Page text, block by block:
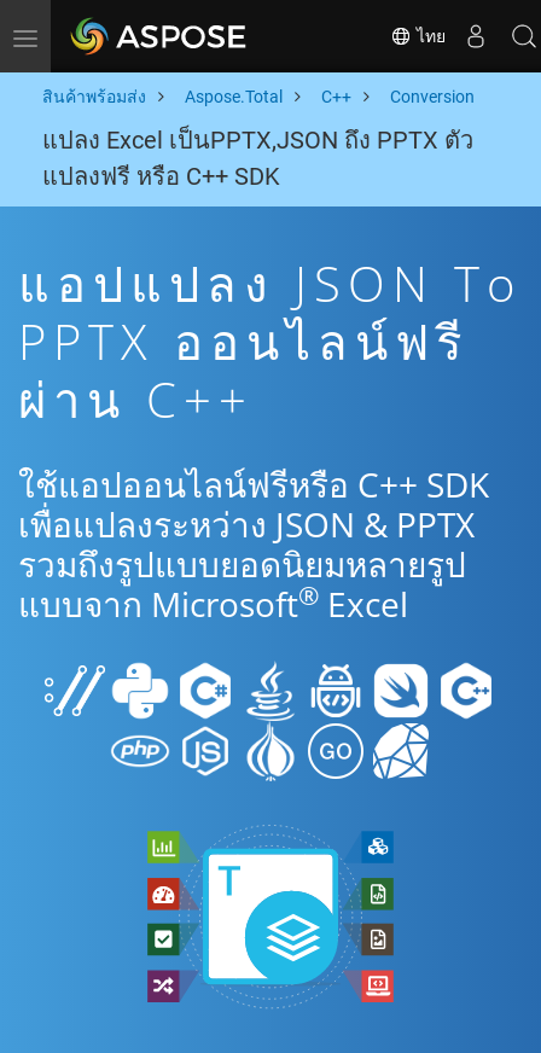
Toggle navigation ไทย
สินค้าพร้อมส่ง Aspose.Total C++ Conversion
แปลง Excel เป็นPPTX,JSON ถึง PPTX ตัว
แปลงฟรี หรือ C++ SDK
แอปแปลง JSON To
PPTX ออนไลน์ฟรี
ผ่าน C++
ใช้แอปออนไลน์ฟรีหรือ C++ SDK
เพื่อแปลงระหว่าง JSON & PPTX
รวมถึงรูปแบบยอดนิยมหลายรูป
แบบจาก Microsoft® Excel